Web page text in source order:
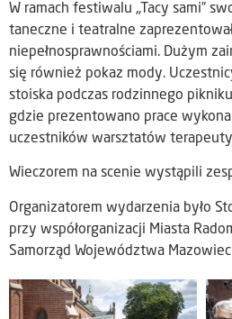
W ramach festiwalu „Tacy sami”
taneczne i teatralne
niepełnosprawnościami. Dużym
się również pokaz mody.
stoiska podczas rodzinnego
gdzie prezentowano prace
uczestników warsztatów
Wieczorem na scenie wystąpili
Organizatorem wydarzenia było
przy współorganizacji Miasta
Samorząd Województwa